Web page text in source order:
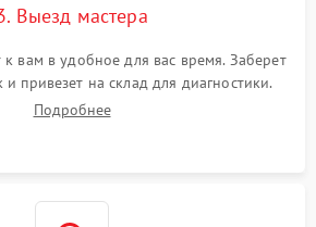
Выезд мастера
вам в удобное для вас время. Заберет
привезет на склад для диагностики.
Подробнее